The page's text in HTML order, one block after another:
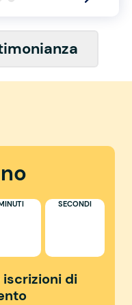
SECONDI
di